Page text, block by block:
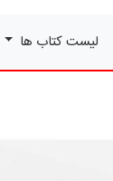
لیست کتاب ها